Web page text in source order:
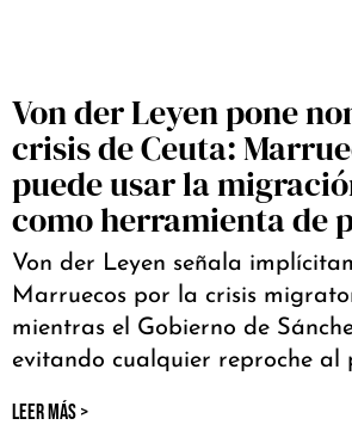
Von der Leyen pone
crisis de Ceuta:
puede usar la
como herramienta de
Von der Leyen señala
Marruecos por la crisis
mientras el Gobierno de
evitando cualquier reproche al
LEER MÁS >